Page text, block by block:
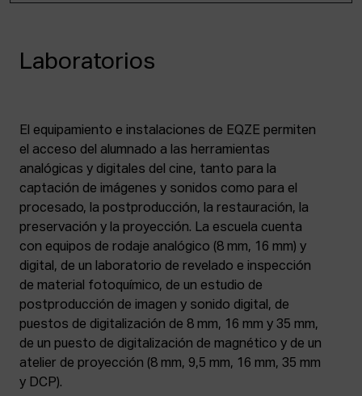
Laboratorios
El equipamiento e instalaciones de EQZE permiten
el acceso del alumnado a las herramientas
analógicas y digitales del cine, tanto para la
captación de imágenes y sonidos como para el
procesado, la postproducción, la restauración, la
preservación y la proyección. La escuela cuenta
con equipos de rodaje analógico (8 mm, 16 mm) y
digital, de un laboratorio de revelado e inspección
de material fotoquímico, de un estudio de
postproducción de imagen y sonido digital, de
puestos de digitalización de 8 mm, 16 mm y 35 mm,
de un puesto de digitalización de magnético y de un
atelier de proyección (8 mm, 9,5 mm, 16 mm, 35 mm
y DCP).